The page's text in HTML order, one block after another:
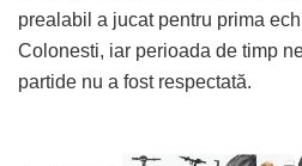
prealabil a jucat pentru prima
Colonesti, iar perioada de timp
partide nu a fost respectată.